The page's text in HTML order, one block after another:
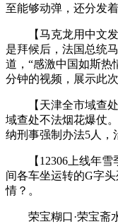
至能够动弹，还分发
【马克龙用中文发
是拜候后，法国总统
道，“感激中国如斯热
分钟的视频，展示此
【天津全市域查处
域查处不法烟花爆仗
纳刑事强制办法5人，
【12306上线年雪
间各车坐运转的G字
情？。
荣宝糊口·荣宝斋水